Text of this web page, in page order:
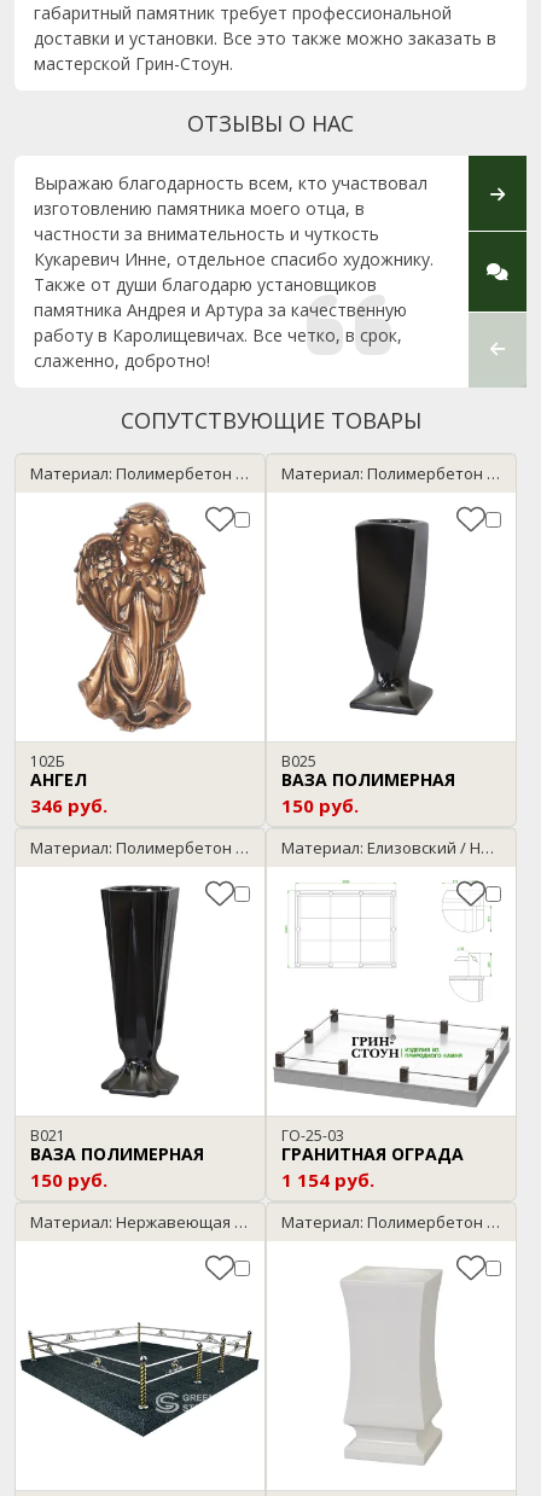
габаритный памятник требует профессиональной
доставки и установки. Все это также можно заказать в
мастерской Грин-Стоун.
ОТЗЫВЫ О НАС
Выражаю благодарность всем, кто участвовал
изготовлению памятника моего отца, в
частности за внимательность и чуткость
Кукаревич Инне, отдельное спасибо художнику.
Также от души благодарю установщиков
памятника Андрея и Артура за качественную
работу в Каролищевичах. Все четко, в срок,
слаженно, добротно!
От
с
СОПУТСТВУЮЩИЕ ТОВАРЫ
Материал: Полимербетон / бронза
102Б
АНГЕЛ
346 руб.
Материал: Полимербетон / черный
В025
ВАЗА ПОЛИМЕРНАЯ
150 руб.
Материал: Полимербетон / черный
В021
ВАЗА ПОЛИМЕРНАЯ
150 руб.
Материал: Елизовский / Нержавейка
ГО-25-03
ГРАНИТНАЯ ОГРАДА
1 154 руб.
Материал: Нержавеющая сталь Материал: Полимербетон / мрамор